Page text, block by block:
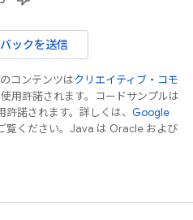
ックを送信
コンテンツはクリエイティブ・コモ
用許諾されます。コードサンプルは
許諾されます。詳しくは、 Google
覧ください。Java は Oracle および